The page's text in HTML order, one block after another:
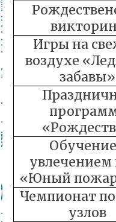
Игры на
воздухе
забавы»
увлечением
«Юный
Чемпионат по
узлов